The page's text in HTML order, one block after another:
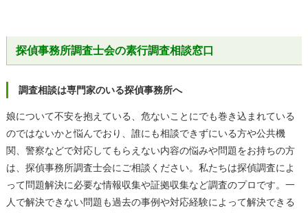
探偵事務所調査士会の素行調査相談窓口
調査相談は専門家のいる探偵事務所へ
娘について不安を抱えている、危ないことにでも巻き込まれている
のではないかと悩んでおり、誰にも相談できずにいる方や公共機
関、警察などで対応してもらえない内容の悩みや問題をお持ちの方
は、探偵事務所調査士会にご相談ください。私たちは探偵調査によ
って問題解決に必要な情報収集や証拠収集など調査のプロです。一
人で解決できない問題も過去の事例や対応経験によって解決できる